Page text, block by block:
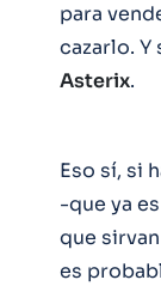
para
cazarlo. Y
Asterix.
Eso sí, si
-que ya
que
es